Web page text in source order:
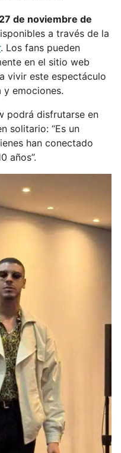
27 de noviembre de
a través de la
. Los fans pueden
en el sitio web
vivir este espectáculo
y emociones.
podrá disfrutarse en
solitario: “Es un
han conectado
años”.